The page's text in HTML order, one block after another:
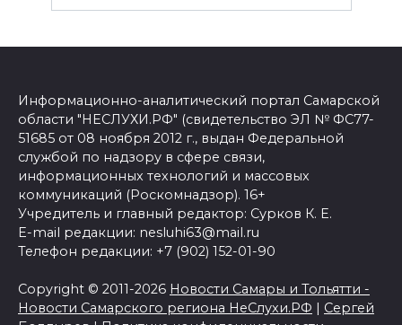
Информационно-аналитический портал Самарской
области "НЕСЛУХИ.РФ" (свидетельство ЭЛ № ФС77-
51685 от 08 ноября 2012 г., выдан Федеральной
службой по надзору в сфере связи,
информационных технологий и массовых
коммуникаций (Роскомнадзор). 16+
Учредитель и главный редактор: Сурков К. Е.
E-mail редакции: nesluhi63@mail.ru
Телефон редакции: +7 (902) 152-01-90
Copyright © 2011-2026 Новости Самары и Тольятти -
Новости Самарского региона НеСлухи.РФ | Сергей